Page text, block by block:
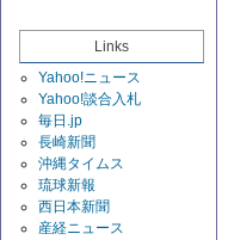
Links
Yahoo!ニュース
Yahoo!談合入札
毎日.jp
長崎新聞
沖縄タイムス
琉球新報
西日本新聞
産経ニュース